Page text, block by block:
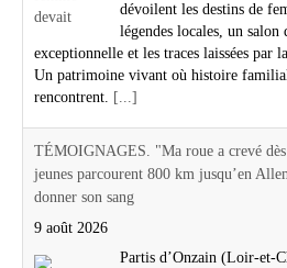
dévoilent les destins de
légendes locales, un
exceptionnelle et les traces laissées par
Un patrimoine vivant où histoire
rencontrent. [...]
TÉMOIGNAGES. "Ma roue a crevé
jeunes parcourent 800 km jusqu’en
donner son sang
9 août 2026
Partis d’Onzain (Loir-et-